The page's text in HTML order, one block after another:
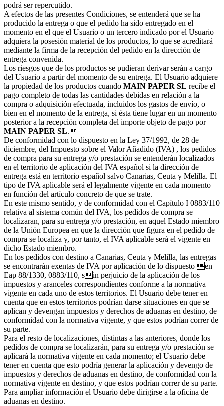
podrá ser repercutido.
A efectos de las presentes Condiciones, se entenderá que se ha
producido la entrega o que el pedido ha sido entregado en el
momento en el que el Usuario o un tercero indicado por el Usuario
adquiera la posesión material de los productos, lo que se acreditará
mediante la firma de la recepción del pedido en la dirección de
entrega convenida.
Los riesgos que de los productos se pudieran derivar serán a cargo
del Usuario a partir del momento de su entrega. El Usuario adquiere
la propiedad de los productos cuando MAIN PAPER SL recibe el
pago completo de todas las cantidades debidas en relación a la
compra o adquisición efectuada, incluidos los gastos de envío, o
bien en el momento de la entrega, si ésta tiene lugar en un momento
posterior a la recepción completa del importe objeto de pago por
MAIN PAPER SL.
De conformidad con lo dispuesto en la Ley 37/1992, de 28 de
diciembre, del Impuesto sobre el Valor Añadido (IVA) , los pedidos
de compra para su entrega y/o prestación se entenderán localizados
en el territorio de aplicación del IVA español si la dirección de
entrega está en territorio español salvo Canarias, Ceuta y Melilla. El
tipo de IVA aplicable será el legalmente vigente en cada momento
en función del artículo concreto de que se trate.
En este mismo sentido, y de conformidad con el Capítulo I 0883/110
relativa al sistema común del IVA, los pedidos de compra se
localizaran, para su entrega y/o prestación, en aquel Estado miembro
de la Unión Europea en que la dirección que figura en el pedido de
compra se localiza y, por tanto, el IVA aplicable será el vigente en
dicho Estado miembro.
En los pedidos con destino a Canarias, Ceuta y Melilla, las entregas
se encontrarán exentas de IVA por aplicación de lo dispuesto en
Eap 88/1330, 0883/110, sin perjuicio de la aplicación de los
impuestos y aranceles correspondientes conforme a la normativa
vigente en cada uno de estos territorios. El Usuario debe tener en
cuenta que en estos territorios podrían darse situaciones en que se
aplican y devengan impuestos y derechos de aduanas en destino, de
conformidad con la normativa vigente, y que estos podrían correr de
su parte.
Para el resto de localizaciones, distintas a las anteriores, donde los
pedidos de compra se localizarán, para su entrega y/o prestación se
aplicará la normativa vigente en cada momento; el Usuario debe
tener en cuenta que esto podría generar la aplicación y devengo de
impuestos y derechos de aduanas en destino, de conformidad con la
normativa vigente en destino, y que estos podrían correr de su parte.
Para ampliar información el Usuario debe dirigirse a la oficina de
aduanas en destino.